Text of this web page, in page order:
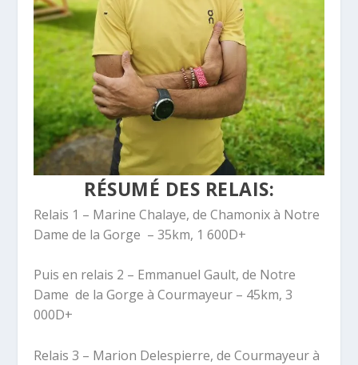
RÉSUMÉ DES RELAIS:
Relais 1 – Marine Chalaye, de Chamonix à Notre
Dame de la Gorge – 35km, 1 600D+
Puis en relais 2 – Emmanuel Gault, de Notre
Dame de la Gorge à Courmayeur – 45km, 3
000D+
Relais 3 – Marion Delespierre, de Courmayeur à